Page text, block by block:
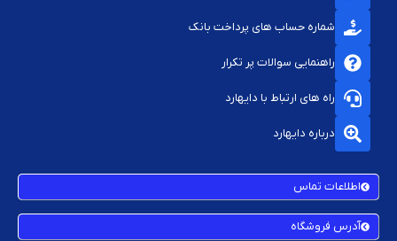
شماره حساب های پرداخت بانک
راهنمایی سوالات پر تکرار
راه های ارتباط با دایهارد
درباره دایهارد
اطلاعات تماس
آدرس فروشگاه